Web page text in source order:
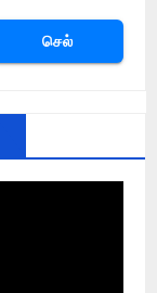
செல்